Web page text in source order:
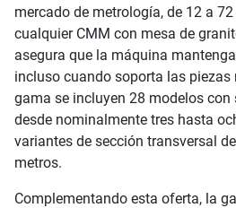
mercado de metrología, de 12 a
cualquier CMM con mesa de
asegura que la máquina
incluso cuando soporta las piezas
gama se incluyen 28 modelos con
desde nominalmente tres hasta
variantes de sección transversal
metros.
Complementando esta oferta, la